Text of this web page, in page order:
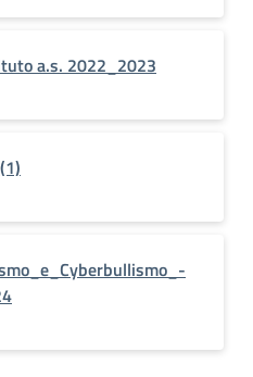
a.s. 2022_2023